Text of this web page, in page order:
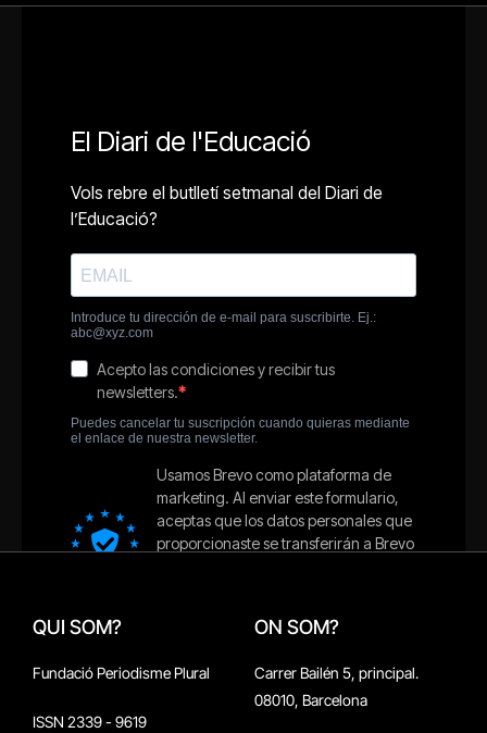
QUI SOM?
Fundació Periodisme Plural
ISSN 2339 - 9619
ON SOM?
Carrer Bailén 5, principal.
08010, Barcelona